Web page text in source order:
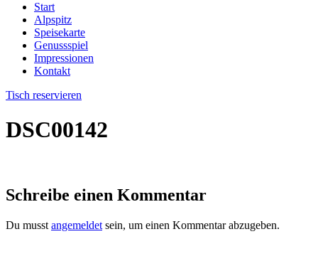
Start
Alpspitz
Speisekarte
Genussspiel
Impressionen
Kontakt
Tisch reservieren
DSC00142
Schreibe einen Kommentar
Du musst angemeldet sein, um einen Kommentar abzugeben.